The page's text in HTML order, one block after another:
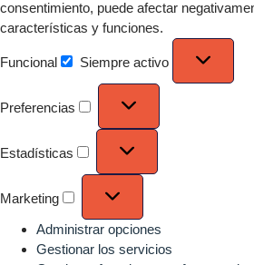
consentimiento, puede afectar
características y funciones.
Funcional Siempre activo
Preferencias
Estadísticas
Marketing
Administrar opciones
Gestionar los servicios